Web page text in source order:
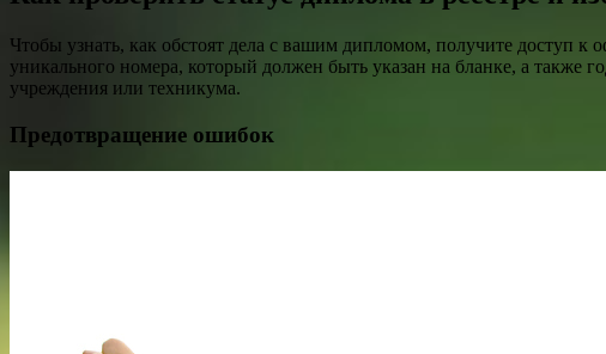
Чтобы узнать, как обстоят дела с вашим дипломом, получите доступ к
уникального номера, который должен быть указан на бланке, а также
учреждения или техникума.
Предотвращение ошибок